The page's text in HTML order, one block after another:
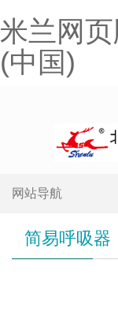
米兰网
(中国)
网站导航
简易呼吸器